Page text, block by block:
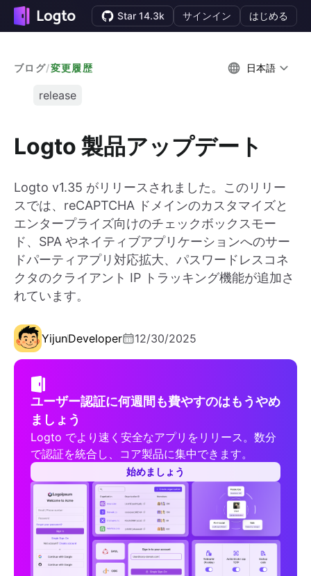
Star 14.3k サインイン はじめる
ブログ/変更履歴 日本語
release
Logto 製品アップデート
Logto v1.35 がリリースされました。このリリー
スでは、reCAPTCHA ドメインのカスタマイズと
エンタープライズ向けのチェックボックスモー
ド、SPA やネイティブアプリケーションへのサー
ドパーティアプリ対応拡大、パスワードレスコネ
クタのクライアント IP トラッキング機能が追加さ
れています。
YijunDeveloper 12/30/2025
ユーザー認証に何週間も費やすのはもうやめ
ましょう
Logto でより速く安全なアプリをリリース。数分
で認証を統合し、コア製品に集中できます。
始めましょう